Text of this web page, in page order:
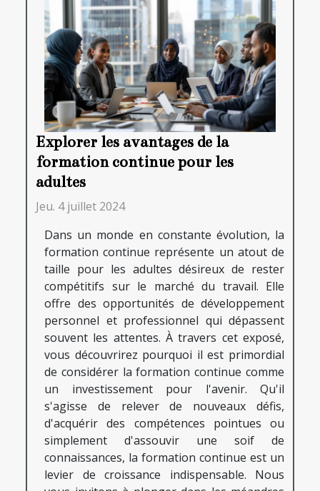
Explorer les avantages de la
formation continue pour les
adultes
Jeu. 4 juillet 2024
Dans un monde en constante évolution, la
formation continue représente un atout de
taille pour les adultes désireux de rester
compétitifs sur le marché du travail. Elle
offre des opportunités de développement
personnel et professionnel qui dépassent
souvent les attentes. À travers cet exposé,
vous découvrirez pourquoi il est primordial
de considérer la formation continue comme
un investissement pour l'avenir. Qu'il
s'agisse de relever de nouveaux défis,
d'acquérir des compétences pointues ou
simplement d'assouvir une soif de
connaissances, la formation continue est un
levier de croissance indispensable. Nous